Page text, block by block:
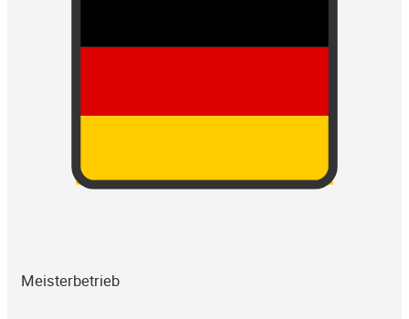
Meisterbetrieb